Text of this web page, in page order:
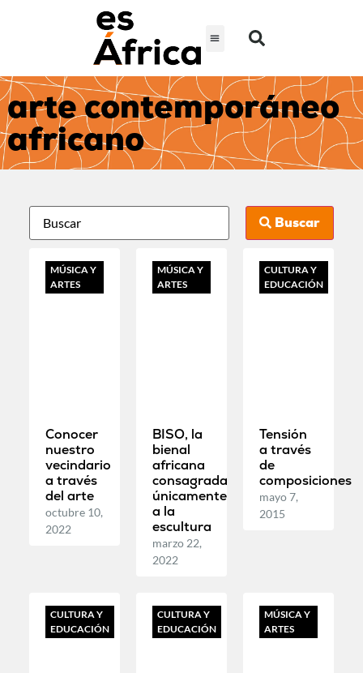
arte contemporáneo
africano
Buscar
MÚSICA Y
ARTES
Conocer
nuestro
vecindario
a través
del arte
octubre 10,
2022
MÚSICA Y
ARTES
BISO, la
bienal
africana
consagrada
únicamente
a la
escultura
marzo 22,
2022
CULTURA Y
EDUCACIÓN
Tensión
a través
de
composiciones
mayo 7,
2015
CULTURA Y
EDUCACIÓN
CULTURA Y
EDUCACIÓN
MÚSICA Y
ARTES